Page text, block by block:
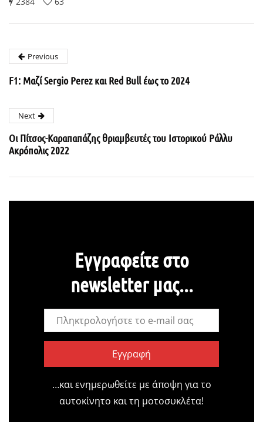
Previous
F1: Μαζί Sergio Perez και Red Bull έως το 2024
Next
Οι Πίτσος-Καραπαπάζης θριαμβευτές του Ιστορικού Ράλλυ
Ακρόπολις 2022
Εγγραφείτε στο
newsletter μας...
Εγγραφή
…και ενημερωθείτε με άποψη για το
αυτοκίνητο και τη μοτοσυκλέτα!